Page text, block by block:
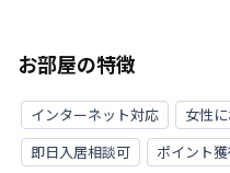
お部屋の特徴
インターネット対応 女性
即日入居相談可
ポイント